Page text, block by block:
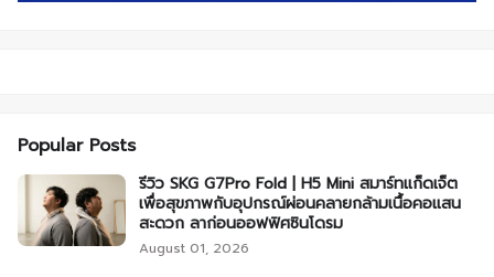
Popular Posts
รีวิว SKG G7Pro Fold | H5 Mini สมาร์ทแก็ดเจ็ต
เพื่อสุขภาพกับอุปกรณ์ผ่อนคลายกล้ามเนื้อคอแสน
สะดวก ลาก่อนออฟฟิศซินโดรม
August 01, 2026